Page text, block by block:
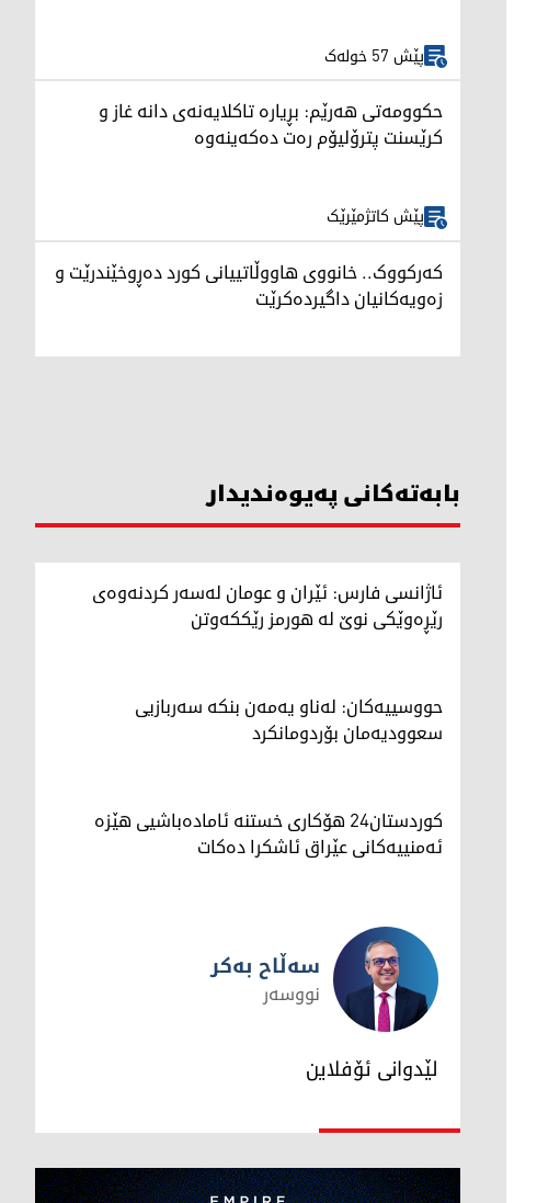
پێش 57 خولەک
حکوومەتی هەرێم: بڕیارە تاکلایەنەی دانە غاز و
کرێسنت پترۆلیۆم رەت دەکەینەوە
پێش کاتژمێرێک
کەرکووک.. خانووی هاووڵاتییانی کورد دەڕوخێندرێت و
زەویەکانیان داگیردەکرێت
بابەتەکانی پەیوەندیدار
ئاژانسی فارس: ئێران و عومان لەسەر کردنەوەی
رێڕەوێکی نوێ لە هورمز رێککەوتن
حووسییەکان: لەناو یەمەن بنکە سەربازیی
سعوودیەمان بۆردومانکرد
کوردستان24 هۆکاری خستنە ئامادەباشیی هێزە
ئەمنییەکانی عێراق ئاشکرا دەکات
سەڵاح بەکر
سەڵاح بەکر
نووسەر
لێدوانی ئۆفلاین